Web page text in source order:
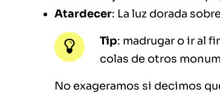
Atardecer: La luz dorada
Tip: madrugar o ir al
colas de otros
No exageramos si decimos